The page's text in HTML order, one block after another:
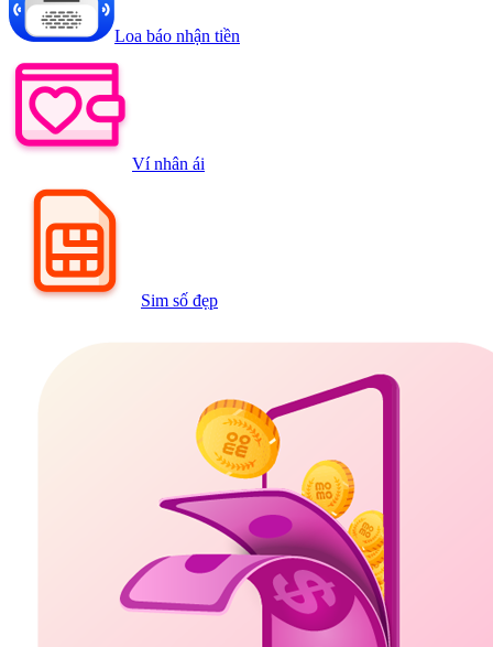
Loa báo nhận tiền
Ví nhân ái
Sim số đẹp